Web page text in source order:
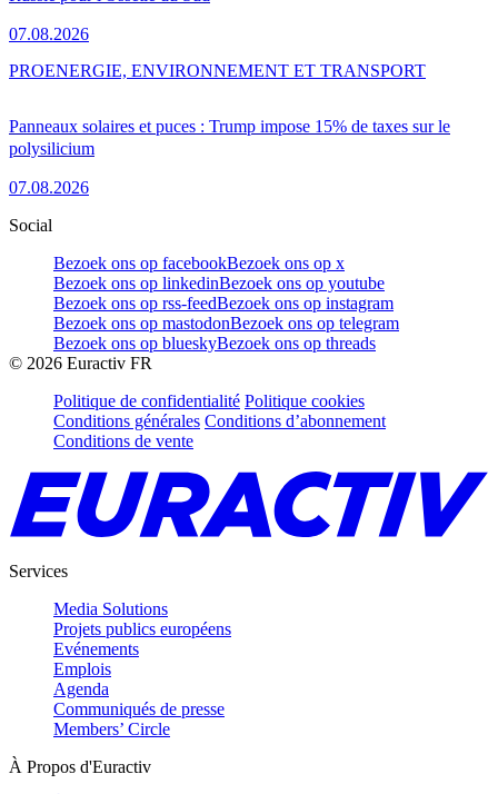
07.08.2026
Panneaux solaires et puces : Trump impose 15% de taxes sur le
polysilicium
07.08.2026
PROENERGIE, ENVIRONNEMENT ET TRANSPORT
Social
Bezoek ons op facebookBezoek ons op x
Bezoek ons op linkedinBezoek ons op youtube
Bezoek ons op rss-feedBezoek ons op instagram
Bezoek ons op mastodonBezoek ons op telegram
Bezoek ons op blueskyBezoek ons op threads
© 2026 Euractiv FR
Politique de confidentialité Politique cookies
Conditions générales Conditions d’abonnement
Conditions de vente
Services
Media Solutions
Projets publics européens
Evénements
Emplois
Agenda
Communiqués de presse
Members’ Circle
À Propos d'Euractiv